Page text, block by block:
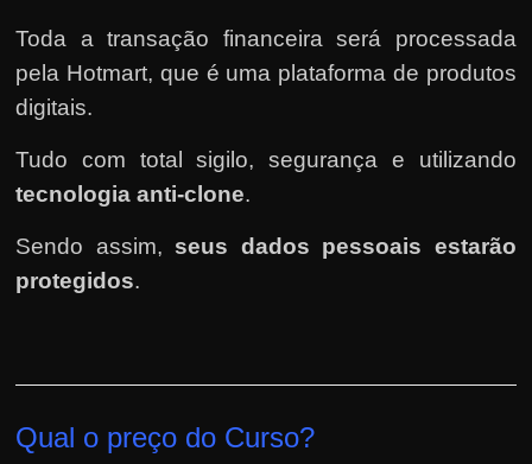
Toda a transação financeira será processada
pela Hotmart, que é uma plataforma de produtos
digitais.
Tudo com total sigilo, segurança e utilizando
tecnologia anti-clone.
Sendo assim, seus dados pessoais estarão
protegidos.
Qual o preço do Curso?